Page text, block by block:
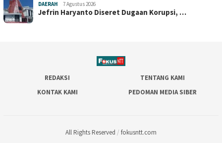
DAERAH 7 Agustus 2026
Jefrin Haryanto Diseret Dugaan Korupsi, …
REDAKSI
TENTANG KAMI
KONTAK KAMI
PEDOMAN MEDIA SIBER
All Rights Reserved / fokusntt.com